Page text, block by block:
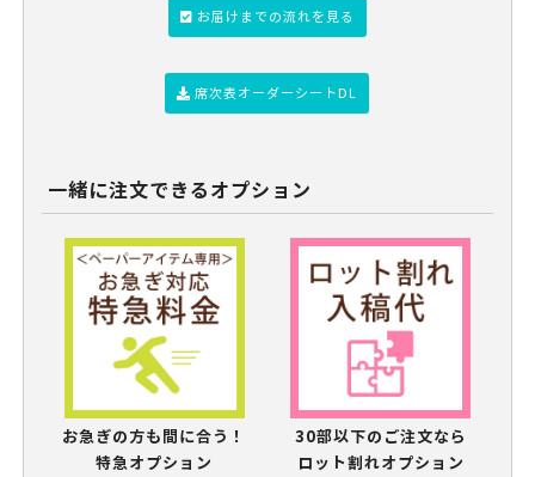
お届けまでの流れを見る
席次表オーダーシートDL
一緒に注文できるオプション
お急ぎの方も間に合う！
特急オプション
30部以下のご注文なら
ロット割れオプション